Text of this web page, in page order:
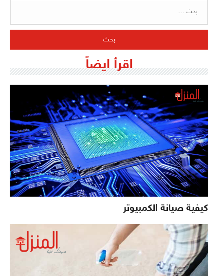
اقرأ ايضاً
كيفية صيانة الكمبيوتر